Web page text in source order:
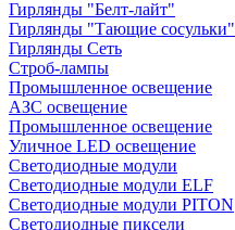
Гирлянды "Белт-лайт"
Гирлянды "Тающие сосульки"
Гирлянды Сеть
Строб-лампы
Промышленное освещение
АЗС освещение
Промышленное освещение
Уличное LED освещение
Светодиодные модули
Светодиодные модули ELF
Светодиодные модули PITON
Светодиодные пиксели